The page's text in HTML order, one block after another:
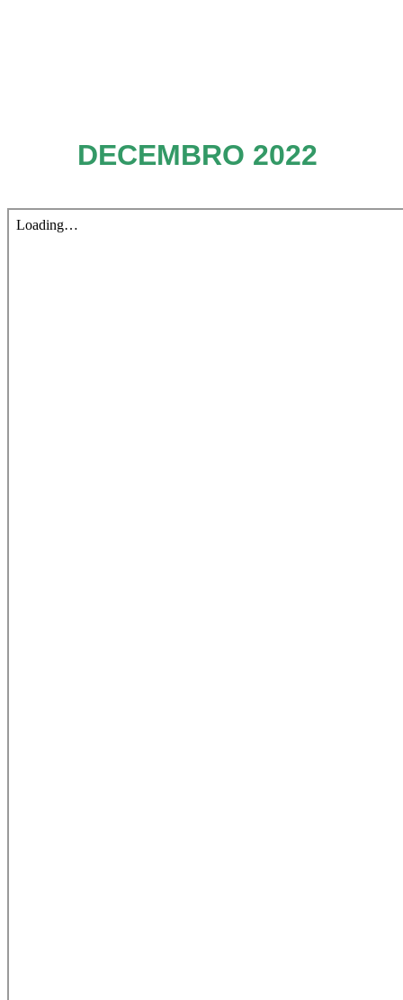
DECEMBRO 2022